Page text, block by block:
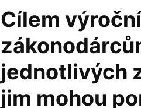
Cílem
jednotlivých
jim mohou